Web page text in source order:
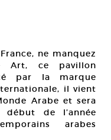
ne manquez
Art, ce pavillon
par la marque
il vient
Arabe et sera
de l’année
arabes